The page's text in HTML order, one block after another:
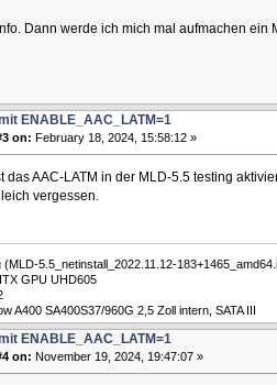
Dann werde ich mich mal aufmachen ein
ENABLE_AAC_LATM=1
on: February 18, 2024, 15:58:12 »
das AAC-LATM in der MLD-5.5 testing
vergessen.
(MLD-5.5_netinstall_2022.11.12-
GPU UHD605
A400 SA400S37/960G 2,5 Zoll intern, SATA III
ENABLE_AAC_LATM=1
on: November 19, 2024, 19:47:07 »